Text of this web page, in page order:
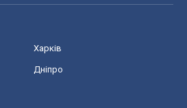
Харків
Дніпро